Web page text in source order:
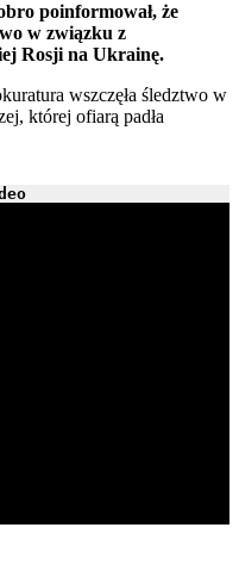
poinformował, że
w związku z
Rosji na Ukrainę.
wszczęła śledztwo w
której ofiarą padła